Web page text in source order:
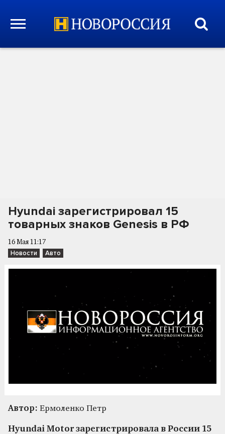
Hyundai зарегистрировал 15
товарных знаков Genesis в РФ
16 Мая 11:17
Новости Авто
Автор: Ермоленко Петр
Hyundai Motor зарегистрировала в России 15